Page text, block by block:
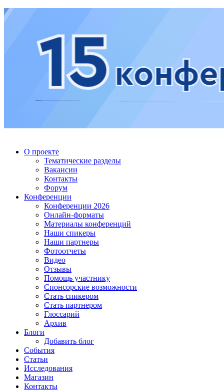
О проекте
Тематические разделы
Вакансии
Контакты
Форум
Конференции
Конференции 2026
Онлайн-форматы
Материалы конференций
Наши спикеры
Наши партнеры
Фотоотчеты
Видео
Отзывы
Помощь участнику
Спонсорские возможности
Стать спикером
Стать партнером
Глоссарий
Архив
Блоги
Добавить блог
События
Статьи
Исследования
Магазин
Контакты